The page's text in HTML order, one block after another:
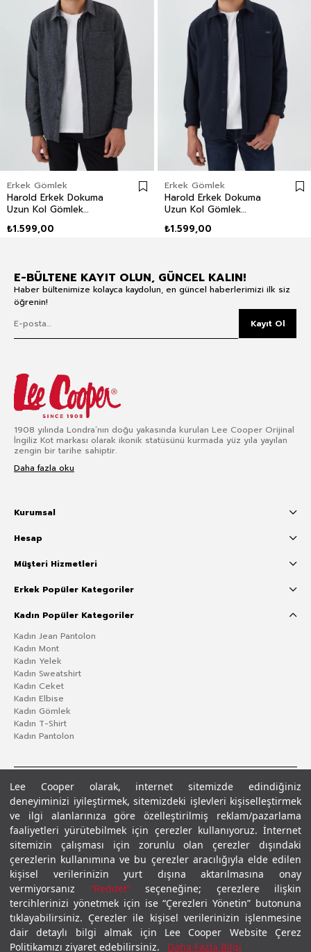
Lee Cooper olarak, internet sitemizde edindiğiniz
deneyiminizi iyileştirmek, sitemizdeki işlevleri kişiselleştirmek
ve ilgi alanlarınıza göre özelleştirilmiş reklam/pazarlama
faaliyetleri yürütebilmek için çerezler kullanıyoruz. İnternet
sitemizin çalışması için zorunlu olan çerezler dışındaki
çerezlerin kullanımına ve bu çerezler aracılığıyla elde edilen
kişisel verilerinizin yurt dışına aktarılmasına onay
vermiyorsanız “Reddet”seçeneğine; çerezlere ilişkin
tercihlerinizi yönetmek için ise “Çerezleri Yönetin” butonuna
tıklayabilirsiniz. Çerezler ile kişisel verilerinizin işlenmesine
dair detaylı bilgi almak için Lee Cooper Website Çerez
Politikamızı ziyaret edebilirsiniz.
Daha Fazla Bilgi
Erkek Gömlek
Harold Erkek Dokuma
Uzun Kol Gömlek
₺1.599,00
Erkek Gömlek
Harold Erkek Dokuma
Uzun Kol Gömlek
₺1.599,00
E-BÜLTENE KAYIT OLUN, GÜNCEL KALIN!
Haber bültenimize kolayca kaydolun, en güncel haberlerimizi ilk siz
öğrenin!
Kayıt Ol
1908 yılında Londra’nın doğu yakasında kurulan Lee Cooper Orijinal
İngiliz Kot markası olarak ikonik statüsünü kurmada yüz yıla yayılan
zengin bir tarihe sahiptir.
Daha fazla oku
Kurumsal
Hesap
Müşteri Hizmetleri
Erkek Popüler Kategoriler
Kadın Popüler Kategoriler
Kadın Jean Pantolon
Kadın Mont
Kadın Yelek
Kadın Sweatshirt
Kadın Ceket
Kadın Elbise
Kadın Gömlek
Kadın T-Shirt
Kadın Pantolon
Gizlilik PolitikasıÇerez Politikası KVKK Aydınlatma MetniŞartlar ve Koşullar
© 2026 Leecooper - Tüm Hakları Saklıdır.